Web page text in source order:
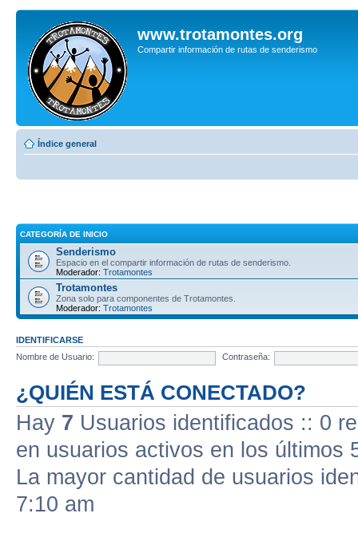
www.trotamontes.org
Compartir información de rutas de senderismo
Índice general
CATEGORÍA DE INICIO
Senderismo
Espacio en el compartir información de rutas de senderismo.
Moderador: Trotamontes
Trotamontes
Zona solo para componentes de Trotamontes.
Moderador: Trotamontes
IDENTIFICARSE
Nombre de Usuario:
Contraseña:
¿QUIÉN ESTÁ CONECTADO?
Hay 7 Usuarios identificados :: 0
en usuarios activos en los últimos
La mayor cantidad de usuarios
7:10 am